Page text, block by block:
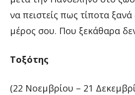
να πειστείς πως τίποτα
μέρος σου. Που ξεκάθαρα
Τοξότης
(22 Νοεμβρίου – 21